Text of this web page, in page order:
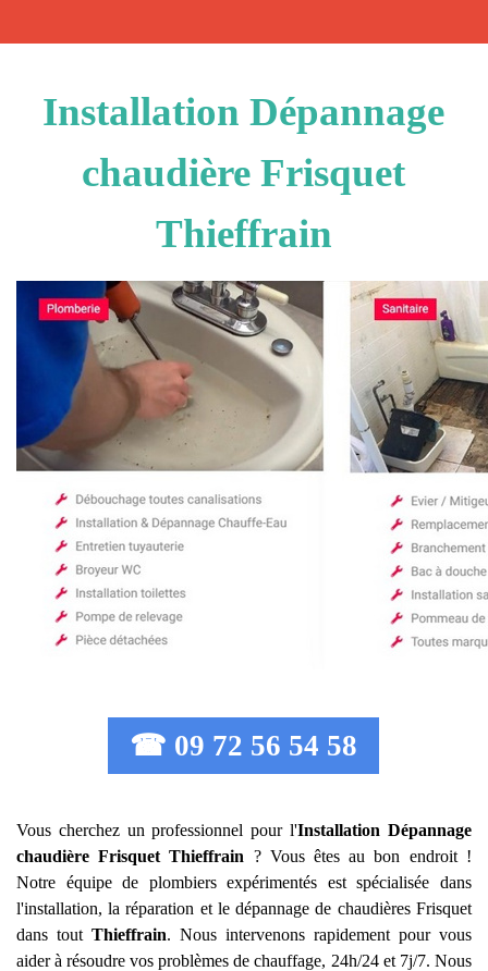
Installation Dépannage
chaudière Frisquet
Thieffrain
☎ 09 72 56 54 58
Vous cherchez un professionnel pour l'Installation Dépannage
chaudière Frisquet Thieffrain ? Vous êtes au bon endroit !
Notre équipe de plombiers expérimentés est spécialisée dans
l'installation, la réparation et le dépannage de chaudières Frisquet
dans tout Thieffrain. Nous intervenons rapidement pour vous
aider à résoudre vos problèmes de chauffage, 24h/24 et 7j/7. Nous